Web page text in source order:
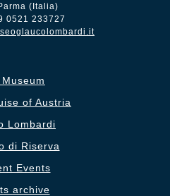
(Italia)
0521 233727
of Austria
Lombardi
di Riserva
Events
archive